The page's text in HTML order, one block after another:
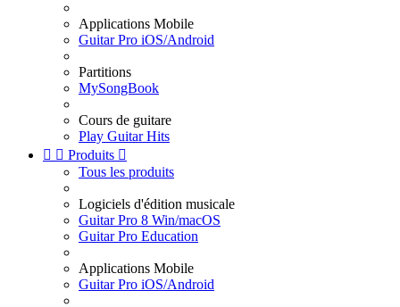
Applications Mobile
Guitar Pro iOS/Android
Partitions
MySongBook
Cours de guitare
Play Guitar Hits
  Produits 
Tous les produits
Logiciels d'édition musicale
Guitar Pro 8 Win/macOS
Guitar Pro Education
Applications Mobile
Guitar Pro iOS/Android